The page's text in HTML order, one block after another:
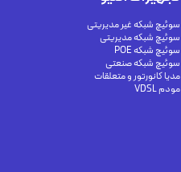
سوئیچ شبکه غیر مدیریتی
سوئیچ شبکه مدیریتی
سوئیچ شبکه POE
سوئیچ شبکه صنعتی
مدیا کانورتور و متعلقات
مودم VDSL